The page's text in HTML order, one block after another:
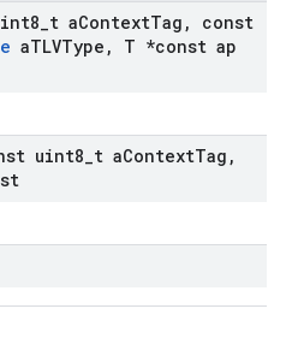
t aContextTag ,
const
aTLVType ,
T *const ap
uint8 t aContextTag ,